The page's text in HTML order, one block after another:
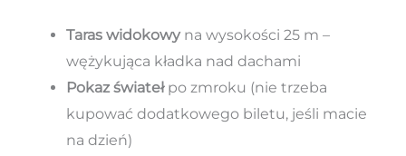
Taras widokowyna wysokości 25 m –
wężykująca kładka nad dachami
Pokaz światełpo zmroku (nie trzeba
kupować dodatkowego biletu, jeśli macie
na dzień)